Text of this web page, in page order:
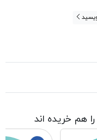
را هم خریده اند